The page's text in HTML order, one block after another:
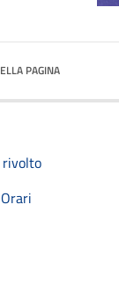
PAGINA
rivolto